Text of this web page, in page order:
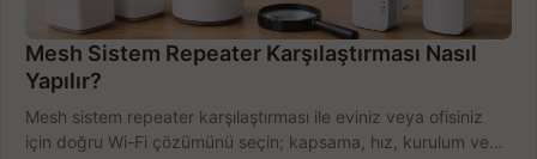
Mesh Sistem Repeater Karşılaştırması Nasıl
Yapılır?
Mesh sistem repeater karşılaştırması ile eviniz veya ofisiniz
için doğru Wi-Fi çözümünü seçin; kapsama, hız, kurulum ve